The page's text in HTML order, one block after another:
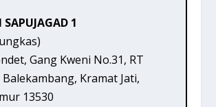
SAPUJAGAD 1
Gang Kweni No.31, RT
Balekambang, Kramat Jati,
13530